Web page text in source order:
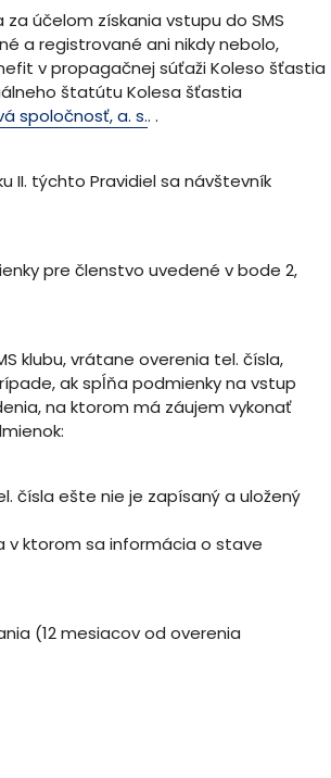
účelom získania vstupu do SMS
a registrované ani nikdy nebolo,
v propagačnej súťaži Koleso šťastia
štatútu Kolesa šťastia
spoločnosť, a. s.. .
II. týchto Pravidiel sa návštevník
pre členstvo uvedené v bode 2,
klubu, vrátane overenia tel. čísla,
ak spĺňa podmienky na vstup
na ktorom má záujem vykonať
čísla ešte nie je zapísaný a uložený
v ktorom sa informácia o stave
(12 mesiacov od overenia